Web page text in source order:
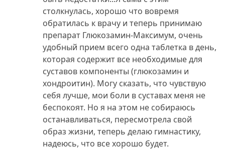
столкнулась, хорошо что вовремя
обратилась к врачу и теперь принимаю
препарат Глюкозамин-Максимум, очень
удобный прием всего одна таблетка в день,
которая содержит все необходимые для
суставов компоненты (глюкозамин и
хондроитин). Могу сказать, что чувствую
себя лучше, мои боли в суставах меня не
беспокоят. Но я на этом не собираюсь
останавливаться, пересмотрела свой
образ жизни, теперь делаю гимнастику,
надеюсь, что все хорошо будет.